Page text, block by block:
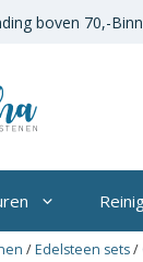
boven 70,-
/Edelsteen sets/